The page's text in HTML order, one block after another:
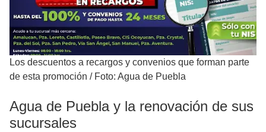
Los descuentos a recargos y convenios que forman parte
de esta promoción / Foto: Agua de Puebla
Agua de Puebla y la renovación de sus
sucursales